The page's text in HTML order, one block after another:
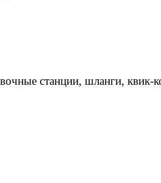
станции, шланги,